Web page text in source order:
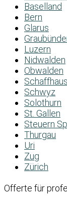
Baselland
Bern
Glarus
Luzern
Nidwalden
Obwalden
Schwyz
Solothurn
St. Gallen
Steuern
Thurgau
Uri
Zug
Zürich
Offerte für